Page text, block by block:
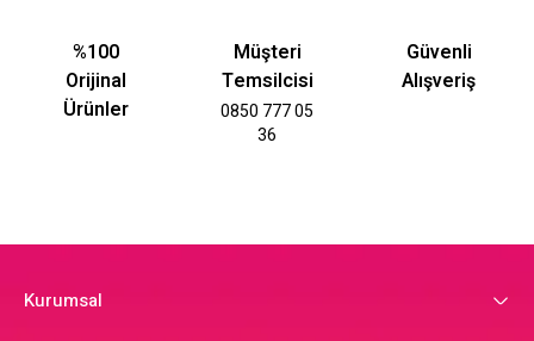
%100
Orijinal
Ürünler
Müşteri
Temsilcisi
0850 777 05
36
Güvenli
Alışveriş
Kurumsal